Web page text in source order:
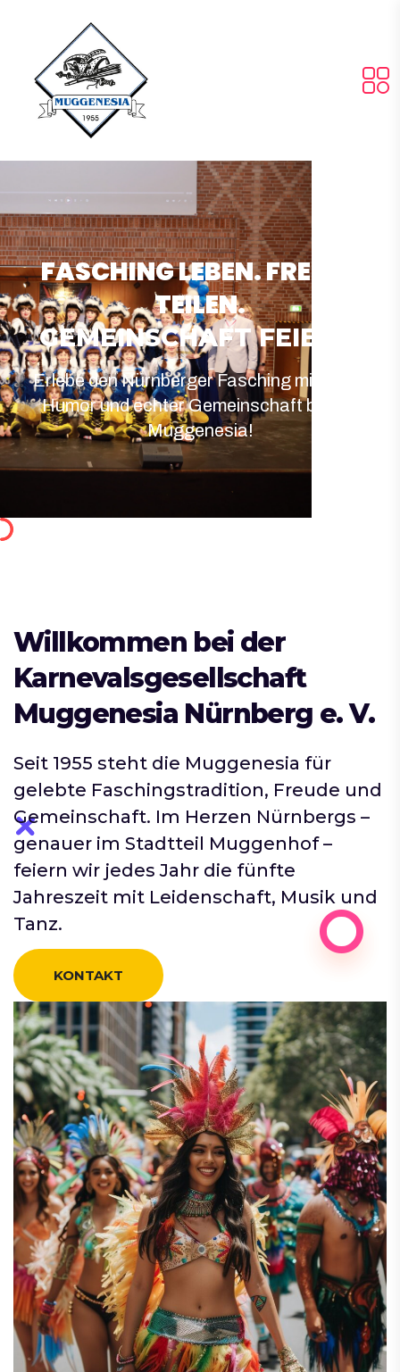
FASCHING LEBEN. FREUDE
TEILEN.
GEMEINSCHAFT FEIERN!
Erlebe den Nürnberger Fasching mit Herz,
Humor und echter Gemeinschaft bei der
Muggenesia!
Willkommen bei der
Karnevalsgesellschaft
Muggenesia Nürnberg e. V.
Seit 1955 steht die Muggenesia für
gelebte Faschingstradition, Freude und
Gemeinschaft. Im Herzen Nürnbergs –
genauer im Stadtteil Muggenhof –
feiern wir jedes Jahr die fünfte
Jahreszeit mit Leidenschaft, Musik und
Tanz.
KONTAKT